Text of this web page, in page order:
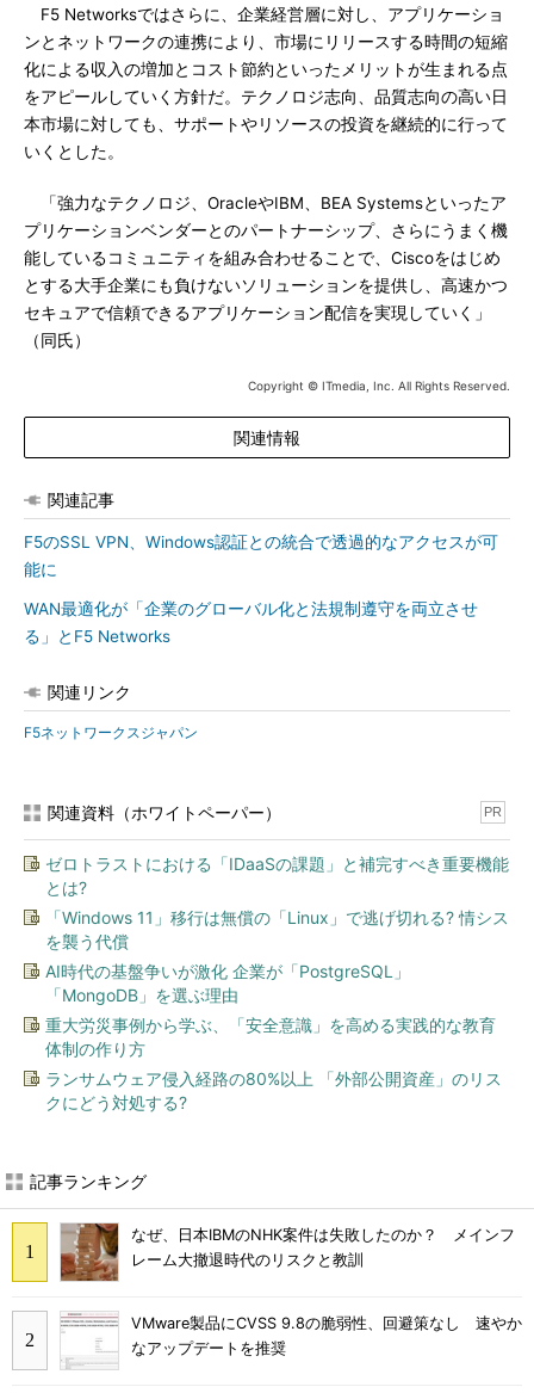
F5 Networksではさらに、企業経営層に対し、アプリケーショ
ンとネットワークの連携により、市場にリリースする時間の短縮
化による収入の増加とコスト節約といったメリットが生まれる点
をアピールしていく方針だ。テクノロジ志向、品質志向の高い日
本市場に対しても、サポートやリソースの投資を継続的に行って
いくとした。
「強力なテクノロジ、OracleやIBM、BEA Systemsといったア
プリケーションベンダーとのパートナーシップ、さらにうまく機
能しているコミュニティを組み合わせることで、Ciscoをはじめ
とする大手企業にも負けないソリューションを提供し、高速かつ
セキュアで信頼できるアプリケーション配信を実現していく」
（同氏）
Copyright © ITmedia, Inc. All Rights Reserved.
関連情報
関連記事
F5のSSL VPN、Windows認証との統合で透過的なアクセスが可
能に
WAN最適化が「企業のグローバル化と法規制遵守を両立させ
る」とF5 Networks
関連リンク
F5ネットワークスジャパン
関連資料（ホワイトペーパー） PR
ゼロトラストにおける「IDaaSの課題」と補完すべき重要機能
とは?
「Windows 11」移行は無償の「Linux」で逃げ切れる? 情シス
を襲う代償
AI時代の基盤争いが激化 企業が「PostgreSQL」
「MongoDB」を選ぶ理由
重大労災事例から学ぶ、「安全意識」を高める実践的な教育
体制の作り方
ランサムウェア侵入経路の80%以上 「外部公開資産」のリス
クにどう対処する?
記事ランキング
なぜ、日本IBMのNHK案件は失敗したのか？ メインフ
レーム大撤退時代のリスクと教訓
VMware製品にCVSS 9.8の脆弱性、回避策なし 速やか
なアップデートを推奨